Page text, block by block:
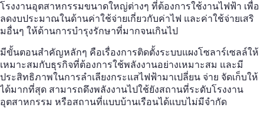
โรงงานอุตสาหกรรมขนาดใหญ่ต่างๆ ที่ต้องการใช้งานไฟฟ้า เพื่อ
ลดงบประมาณในด้านค่าใช้จ่ายเกี่ยวกับค่าไฟ และค่าใช้จ่ายเสริ
มอื่นๆ ให้ด้านการบำรุงรักษาที่มากจนเกินไป
มีขั้นตอนสำคัญหลักๆ คือเรื่องการติดตั้งระบบแผงโซลาร์เซลล์ให้
เหมาะสมกับธุรกิจที่ต้องการใช้พลังงานอย่างเหมาะสม และมี
ประสิทธิภาพในการลำเลียงกระแสไฟฟ้ามาเปลี่ยน จ่าย จัดเก็บให้
ได้มากที่สุด สามารถดึงพลังงานไปใช้ยังสถานที่ระดับโรงงาน
อุตสาหกรรม หรือสถานที่แบบบ้านเรือนได้แบบไม่มีจำกัด